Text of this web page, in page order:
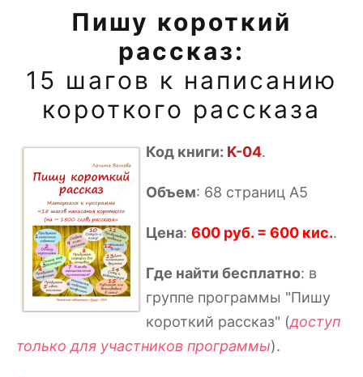
Пишу короткий
рассказ:
15 шагов к написанию
короткого рассказа
Код книги: K-04.
Объем: 68 страниц А5
Цена: 600 руб. = 600 кис..
Где найти бесплатно: в
группе программы "Пишу
короткий рассказ" (доступ
только для участников программы).